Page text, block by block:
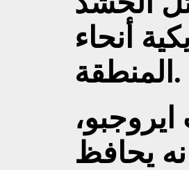
أنحاء
المنطقة.
يحافظ